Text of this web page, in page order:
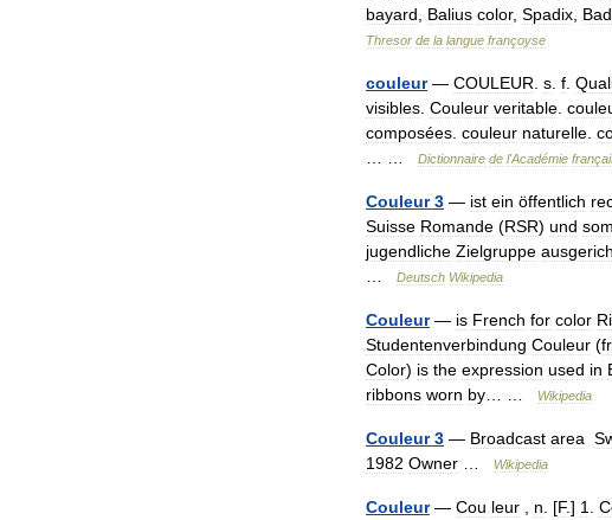
bayard
Balius color, Spadix
Thresor de la langue françoyse
couleur— COULEUR s f
visibles Couleur veritable
composées couleur naturelle
Dictionnaire de l'Académie
Couleur 3 — ist ein öffentlich
Suisse Romande (RSR) und
jugendliche Zielgruppe
Deutsch Wikipedia
Couleur— is French for color
Studentenverbindung Couleur (
Color) is the expression used in
ribbons worn by Wikipedia
Couleur 3 — Broadcast area
1982 Owner Wikipedia
Couleur— Cou leur n . [F.] 1